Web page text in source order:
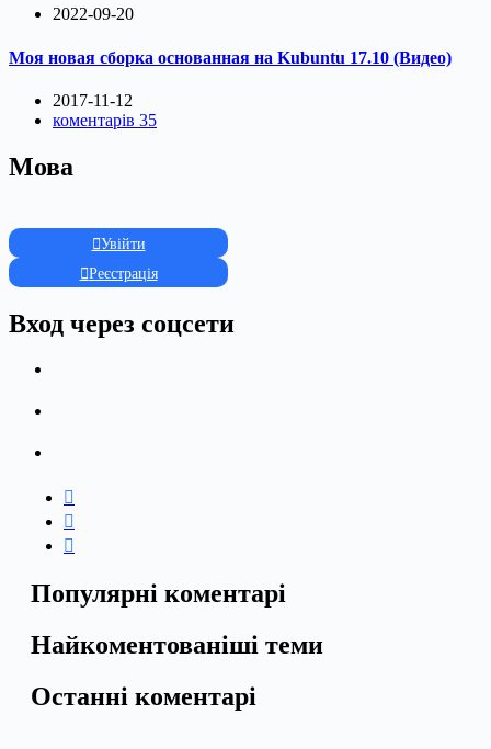
2022-09-20
Моя новая сборка основанная на Kubuntu 17.10 (Видео)
2017-11-12
коментарів 35
Мова
Увійти
Реєстрація
Вход через соцсети
Популярні коментарі
Найкоментованіші теми
Останні коментарі